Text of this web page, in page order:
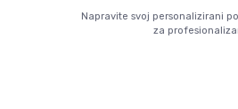
Napravite svoj personalizirani
za